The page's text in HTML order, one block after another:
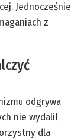
Jednocześnie
z
odgrywa
nie wydalił
dla